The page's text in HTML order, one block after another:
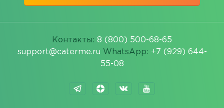
Контакты: 8 (800) 500-68-65
support@caterme.ru WhatsApp: +7 (929) 644-
55-08